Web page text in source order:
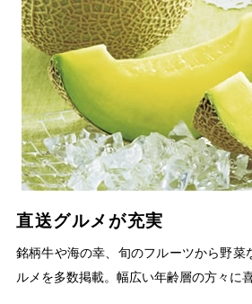
直送グルメが充実
銘柄牛や海の幸、旬のフルーツから野菜
ルメを多数掲載。幅広い年齢層の方々に